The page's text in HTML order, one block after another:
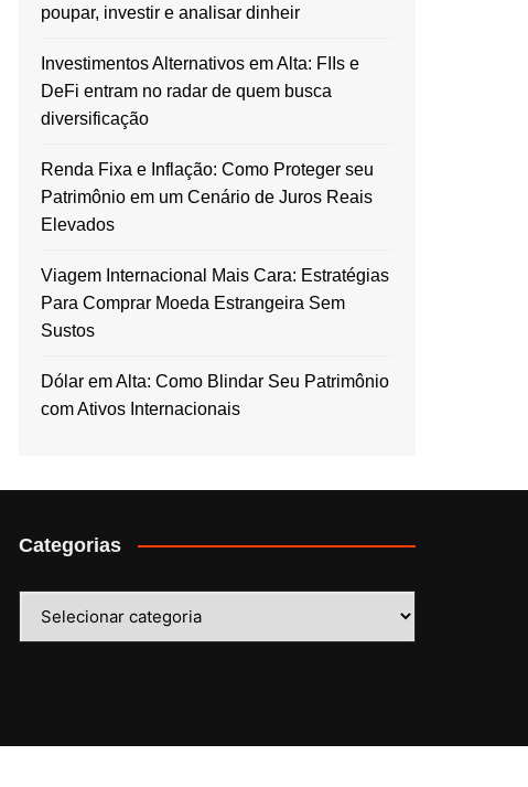
poupar, investir e analisar dinheir
Investimentos Alternativos em Alta: FIIs e
DeFi entram no radar de quem busca
diversificação
Renda Fixa e Inflação: Como Proteger seu
Patrimônio em um Cenário de Juros Reais
Elevados
Viagem Internacional Mais Cara: Estratégias
Para Comprar Moeda Estrangeira Sem
Sustos
Dólar em Alta: Como Blindar Seu Patrimônio
com Ativos Internacionais
Categorias